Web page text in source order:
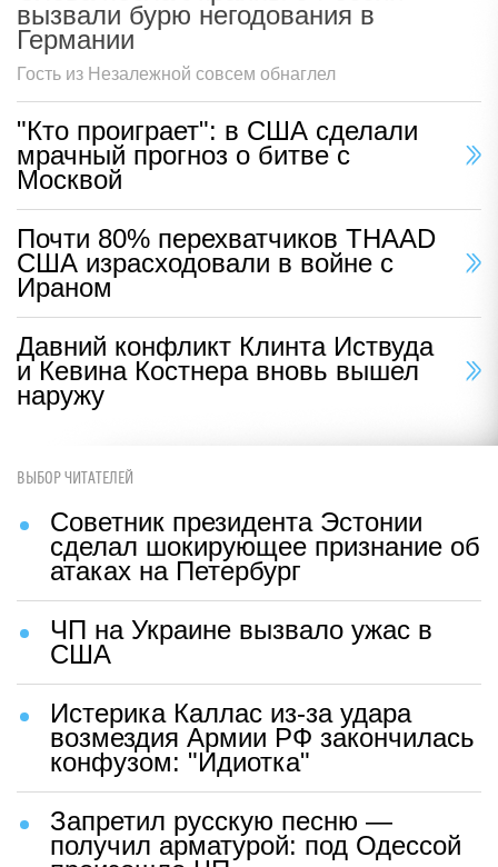
вызвали бурю негодования в
Германии
Гость из Незалежной совсем обнаглел
"Кто проиграет": в США сделали
мрачный прогноз о битве с
Москвой
Почти 80% перехватчиков THAAD
США израсходовали в войне с
Ираном
Давний конфликт Клинта Иствуда
и Кевина Костнера вновь вышел
наружу
ВЫБОР ЧИТАТЕЛЕЙ
Советник президента Эстонии
сделал шокирующее признание об
атаках на Петербург
ЧП на Украине вызвало ужас в
США
Истерика Каллас из-за удара
возмездия Армии РФ закончилась
конфузом: "Идиотка"
Запретил русскую песню —
получил арматурой: под Одессой